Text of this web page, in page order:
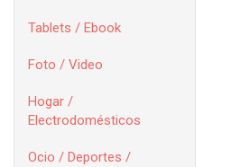
Tablets / Ebook
Foto / Video
Hogar /
Electrodomésticos
Ocio / Deportes /